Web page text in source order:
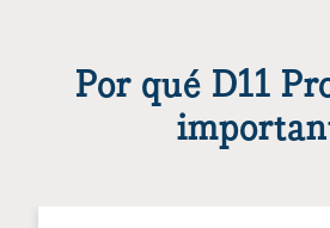
Por qué D11